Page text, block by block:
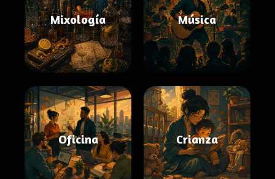
Mixología Música
Oficina Crianza